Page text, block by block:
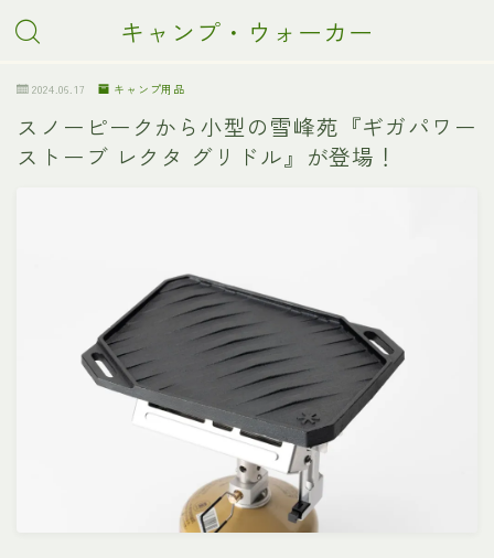
キャンプ・ウォーカー
2024.06.17 キャンプ用品
スノーピークから小型の雪峰苑『ギガパワー
ストーブ レクタ グリドル』が登場！